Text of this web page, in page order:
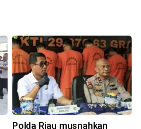
Polda Riau musnahkan